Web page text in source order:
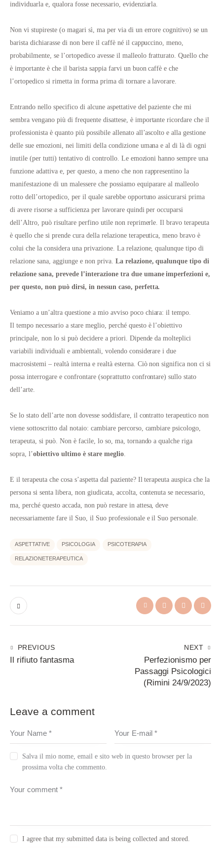
individuarla e, qualora fosse necessario, evidenziarla.
Non vi stupireste (o magari sì, ma per via di un errore cognitivo) se un
barista dichiarasse di non bere il caffè né il cappuccino, meno,
probabilmente, se l’ortopedico avesse il malleolo fratturato. Quello che
è importante è che il barista sappia farvi un buon caffè e che
l’ortopedico si rimetta in forma prima di tornare a lavorare.
Entrando nello specifico di alcune aspettative del paziente che mi
sembra vengano più di frequente disattese, è importante ricordare che il
professionista è quanto più possibile allenato all’ascolto e alla gestione
delle sue emozioni, nei limiti della condizione umana e al di là di ogni
inutile (per tutti) tentativo di controllo. Le emozioni hanno sempre una
funzione adattiva e, per questo, a meno che non rappresentino la
manifestazione di un malessere che possiamo equiparare al malleolo
rotto dell’ortopedico, per il quale sarebbe opportuno assicurarsi prima
di avere risorse a sufficienza per lavorare quindi per occuparsi
dell’Altro, può risultare perfino utile non reprimerle. Il bravo terapeuta
è quello che si prende cura della relazione terapeutica, meno bravo è
colui che la considera una privazione. La relazione, qualunque tipo di
relazione sana, aggiunge e non priva. La relazione, qualunque tipo di
relazione sana, prevede l’interazione tra due umane imperfezioni e,
per questo, non può dirsi, in nessun caso, perfetta.
Veniamo a un’altra questione a mio avviso poco chiara: il tempo.
Il tempo necessario a stare meglio, perché questo è l’obiettivo
principale, non lo si può decidere a priori. Dipende da molteplici
variabili individuali e ambientali, volendo considerare i due
macrosistemi – realtà interna e realtà esterna. Ciò non significa non ci si
possa interrogare e confrontare (soprattutto confrontare) sullo stato
dell’arte.
Se lo stato dell’arte non dovesse soddisfare, il contratto terapeutico non
viene sottoscritto dal notaio: cambiare percorso, cambiare psicologo,
terapeuta, si può. Non è facile, lo so, ma, tornando a qualche riga
sopra, l’obiettivo ultimo è stare meglio.
E il terapeuta che cosa s’aspetta dal paziente? Il terapeuta auspica che la
persona si senta libera, non giudicata, accolta, contenuta se necessario,
ma, perché questo accada, non può restare in attesa, deve
necessariamente fare il Suo, il Suo professionale e il Suo personale.
ASPETTATIVE PSICOLOGIA PSICOTERAPIA
RELAZIONETERAPEUTICA
Navigazione
articoli
PREVIOUS
Il rifiuto fantasma
NEXT
Perfezionismo per
Passaggi Psicologici
(Rimini 24/9/2023)
Leave a comment
Salva il mio nome, email e sito web in questo browser per la
prossima volta che commento.
I agree that my submitted data is being collected and stored.